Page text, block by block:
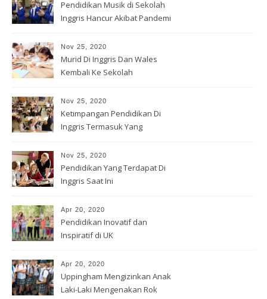
Pendidikan Musik di Sekolah
Inggris Hancur Akibat Pandemi
Nov 25, 2020
Murid Di Inggris Dan Wales
Kembali Ke Sekolah
Nov 25, 2020
Ketimpangan Pendidikan Di
Inggris Termasuk Yang
Nov 25, 2020
Pendidikan Yang Terdapat Di
Inggris Saat Ini
Apr 20, 2020
Pendidikan Inovatif dan
Inspiratif di UK
Apr 20, 2020
Uppingham Mengizinkan Anak
Laki-Laki Mengenakan Rok